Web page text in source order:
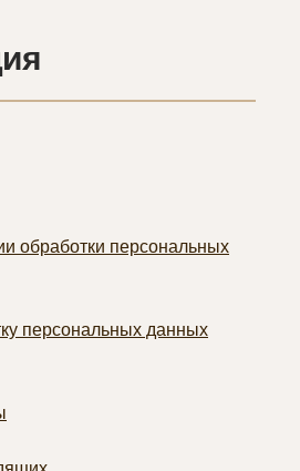
обработки персональных
персональных данных